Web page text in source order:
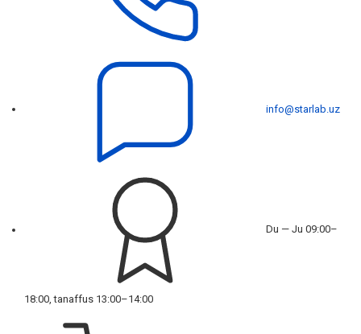
info@starlab.uz
Du — Ju 09:00–
18:00, tanaffus 13:00–14:00